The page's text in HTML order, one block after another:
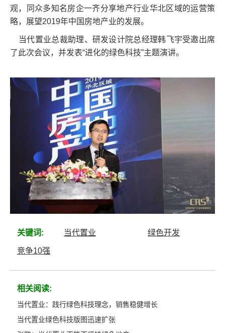
观，同众多知名房企一齐分享地产行业华北区域的运营策
略，展望2019年中国房地产业的发展。
当代置业总裁助理、研发设计院总经理韩飞宇受邀出席
了此次会议，并发表“进化的绿色科技”主题演讲。
关键词: 当代置业 绿色开发
竞争10强
相关阅读:
当代置业：践行绿色科技理念，销售稳健增长
当代置业绿色科技版图迅速扩张